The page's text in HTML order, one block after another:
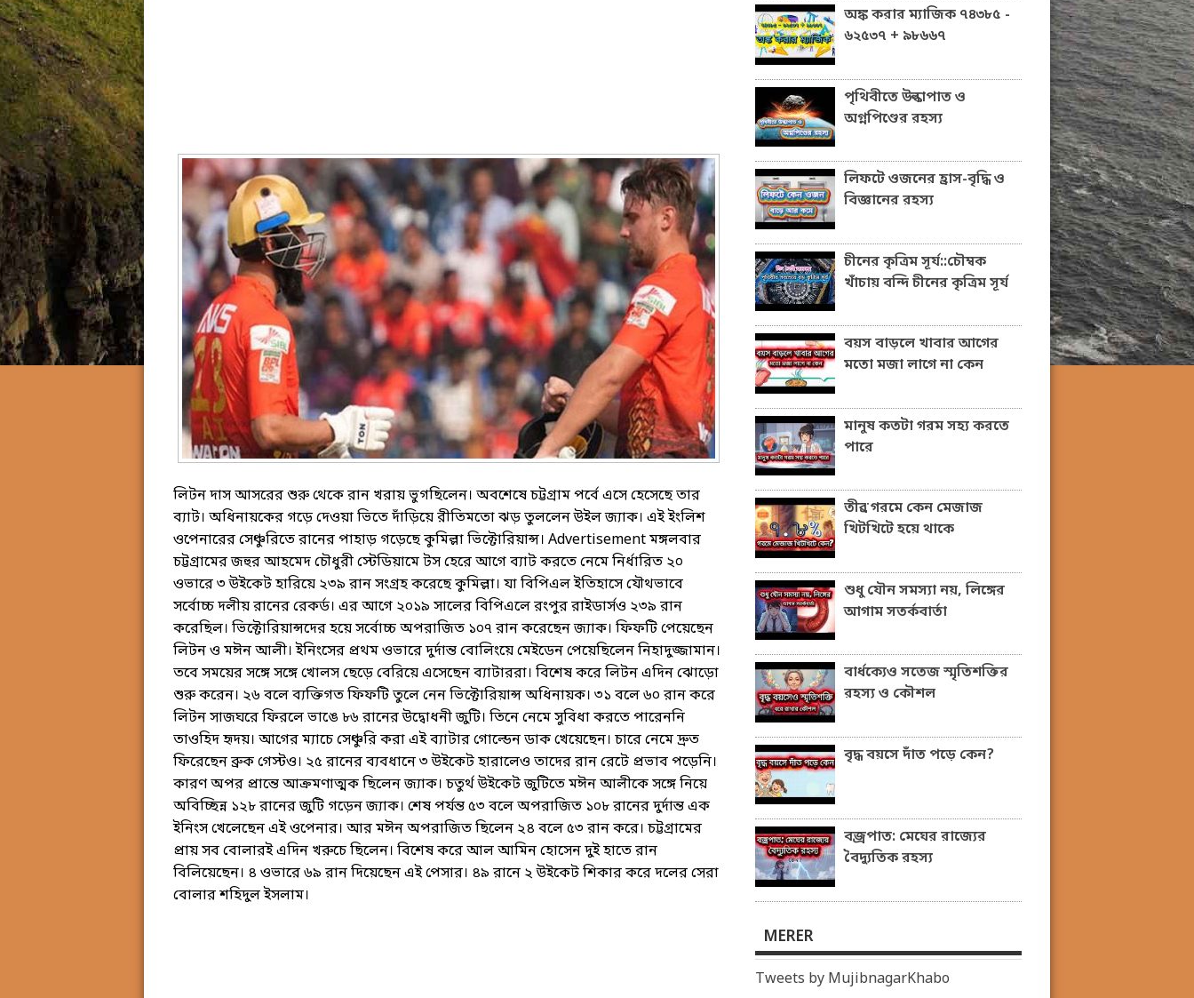
লিটন দাস আসরের শুরু থেকে রান খরায় ভুগছিলেন। অবশেষে চট্টগ্রাম পর্বে এসে হেসেছে তার
ব্যাট। অধিনায়কের গড়ে দেওয়া ভিতে দাঁড়িয়ে রীতিমতো ঝড় তুললেন উইল জ্যাক। এই ইংলিশ
ওপেনারের সেঞ্চুরিতে রানের পাহাড় গড়েছে কুমিল্লা ভিক্টোরিয়ান্স। Advertisement মঙ্গলবার
চট্টগ্রামের জহুর আহমেদ চৌধুরী স্টেডিয়ামে টস হেরে আগে ব্যাট করতে নেমে নির্ধারিত ২০
ওভারে ৩ উইকেট হারিয়ে ২৩৯ রান সংগ্রহ করেছে কুমিল্লা। যা বিপিএল ইতিহাসে যৌথভাবে
সর্বোচ্চ দলীয় রানের রেকর্ড। এর আগে ২০১৯ সালের বিপিএলে রংপুর রাইডার্সও ২৩৯ রান
করেছিল। ভিক্টোরিয়ান্সদের হয়ে সর্বোচ্চ অপরাজিত ১০৭ রান করেছেন জ্যাক। ফিফটি পেয়েছেন
লিটন ও মঈন আলী। ইনিংসের প্রথম ওভারে দুর্দান্ত বোলিংয়ে মেইডেন পেয়েছিলেন নিহাদুজ্জামান।
তবে সময়ের সঙ্গে সঙ্গে খোলস ছেড়ে বেরিয়ে এসেছেন ব্যাটাররা। বিশেষ করে লিটন এদিন ঝোড়ো
শুরু করেন। ২৬ বলে ব্যক্তিগত ফিফটি তুলে নেন ভিক্টোরিয়ান্স অধিনায়ক। ৩১ বলে ৬০ রান করে
লিটন সাজঘরে ফিরলে ভাঙে ৮৬ রানের উদ্বোধনী জুটি। তিনে নেমে সুবিধা করতে পারেননি
তাওহিদ হৃদয়। আগের ম্যাচে সেঞ্চুরি করা এই ব্যাটার গোল্ডেন ডাক খেয়েছেন। চারে নেমে দ্রুত
ফিরেছেন ব্রুক গেস্টও। ২৫ রানের ব্যবধানে ৩ উইকেট হারালেও তাদের রান রেটে প্রভাব পড়েনি।
কারণ অপর প্রান্তে আক্রমণাত্মক ছিলেন জ্যাক। চতুর্থ উইকেট জুটিতে মঈন আলীকে সঙ্গে নিয়ে
অবিচ্ছিন্ন ১২৮ রানের জুটি গড়েন জ্যাক। শেষ পর্যন্ত ৫৩ বলে অপরাজিত ১০৮ রানের দুর্দান্ত এক
ইনিংস খেলেছেন এই ওপেনার। আর মঈন অপরাজিত ছিলেন ২৪ বলে ৫৩ রান করে। চট্টগ্রামের
প্রায় সব বোলারই এদিন খরুচে ছিলেন। বিশেষ করে আল আমিন হোসেন দুই হাতে রান
বিলিয়েছেন। ৪ ওভারে ৬৯ রান দিয়েছেন এই পেসার। ৪৯ রানে ২ উইকেট শিকার করে দলের সেরা
বোলার শহিদুল ইসলাম।
অঙ্ক করার ম্যাজিক ৭৪৩৮৫ -
৬২৫৩৭ + ৯৮৬৬৭
পৃথিবীতে উল্কাপাত ও
অগ্নপিণ্ডের রহস্য
লিফটে ওজনের হ্রাস-বৃদ্ধি ও
বিজ্ঞানের রহস্য
চীনের কৃত্রিম সূর্য::চৌম্বক
খাঁচায় বন্দি চীনের কৃত্রিম সূর্য
বয়স বাড়লে খাবার আগের
মতো মজা লাগে না কেন
মানুষ কতটা গরম সহ্য করতে
পারে
তীব্র গরমে কেন মেজাজ
খিটখিটে হয়ে থাকে
শুধু যৌন সমস্যা নয়, লিঙ্গের
আগাম সতর্কবার্তা
বার্ধক্যেও সতেজ স্মৃতিশক্তির
রহস্য ও কৌশল
বৃদ্ধ বয়সে দাঁত পড়ে কেন?
বজ্রপাত: মেঘের রাজ্যের
বৈদ্যুতিক রহস্য
MERER
Tweets by MujibnagarKhabo